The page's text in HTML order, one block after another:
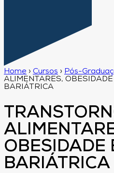
Home › Cursos › Pós-
ALIMENTARES,
BARIÁTRICA
OBESIDADE
BARIÁTRICA